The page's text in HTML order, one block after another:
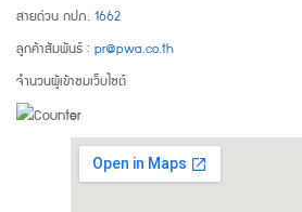
สายด่วน กปภ. 1662
ลูกค้าสัมพันธ์ : pr@pwa.co.th
จำนวนผู้เข้าชมเว็บไซต์